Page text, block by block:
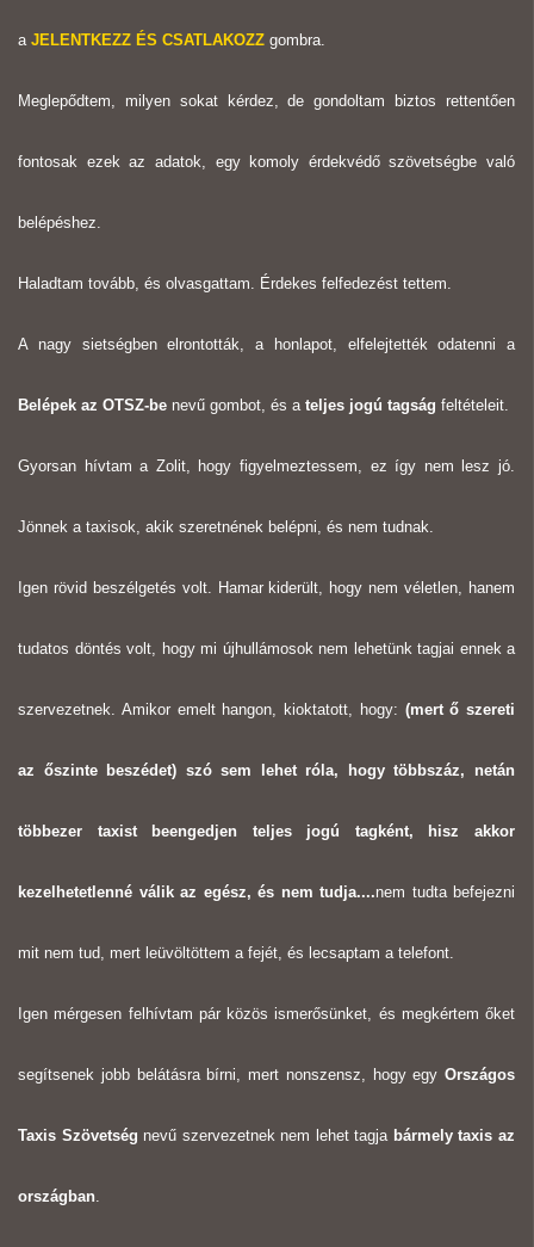
a JELENTKEZZ ÉS CSATLAKOZZ gombra.
Meglepődtem, milyen sokat kérdez, de gondoltam biztos rettentően
fontosak ezek az adatok, egy komoly érdekvédő szövetségbe való
belépéshez.
Haladtam tovább, és olvasgattam. Érdekes felfedezést tettem.
A nagy sietségben elrontották, a honlapot, elfelejtették odatenni a
Belépek az OTSZ-be nevű gombot, és a teljes jogú tagság feltételeit.
Gyorsan hívtam a Zolit, hogy figyelmeztessem, ez így nem lesz jó.
Jönnek a taxisok, akik szeretnének belépni, és nem tudnak.
Igen rövid beszélgetés volt. Hamar kiderült, hogy nem véletlen, hanem
tudatos döntés volt, hogy mi újhullámosok nem lehetünk tagjai ennek a
szervezetnek. Amikor emelt hangon, kioktatott, hogy: (mert ő szereti
az őszinte beszédet) szó sem lehet róla, hogy többszáz, netán
többezer taxist beengedjen teljes jogú tagként, hisz akkor
kezelhetetlenné válik az egész, és nem tudja....nem tudta befejezni
mit nem tud, mert leüvöltöttem a fejét, és lecsaptam a telefont.
Igen mérgesen felhívtam pár közös ismerősünket, és megkértem őket
segítsenek jobb belátásra bírni, mert nonszensz, hogy egy Országos
Taxis Szövetség nevű szervezetnek nem lehet tagja bármely taxis az
országban.